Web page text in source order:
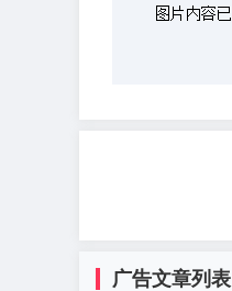
广告文章列表